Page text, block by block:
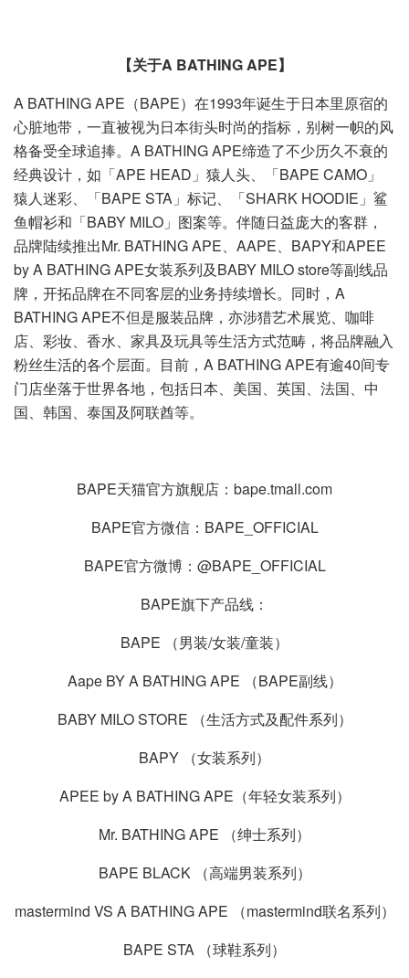
【关于A BATHING APE】
A BATHING APE（BAPE）在1993年诞生于日本里原宿的
心脏地带，一直被视为日本街头时尚的指标，别树一帜的风
格备受全球追捧。A BATHING APE缔造了不少历久不衰的
经典设计，如「APE HEAD」猿人头、「BAPE CAMO」
猿人迷彩、「BAPE STA」标记、「SHARK HOODIE」鲨
鱼帽衫和「BABY MILO」图案等。伴随日益庞大的客群，
品牌陆续推出Mr. BATHING APE、AAPE、BAPY和APEE
by A BATHING APE女装系列及BABY MILO store等副线品
牌，开拓品牌在不同客层的业务持续增长。同时，A
BATHING APE不但是服装品牌，亦涉猎艺术展览、咖啡
店、彩妆、香水、家具及玩具等生活方式范畴，将品牌融入
粉丝生活的各个层面。目前，A BATHING APE有逾40间专
门店坐落于世界各地，包括日本、美国、英国、法国、中
国、韩国、泰国及阿联酋等。
BAPE天猫官方旗舰店：bape.tmall.com
BAPE官方微信：BAPE_OFFICIAL
BAPE官方微博：@BAPE_OFFICIAL
BAPE旗下产品线：
BAPE （男装/女装/童装）
Aape BY A BATHING APE （BAPE副线）
BABY MILO STORE （生活方式及配件系列）
BAPY （女装系列）
APEE by A BATHING APE（年轻女装系列）
Mr. BATHING APE （绅士系列）
BAPE BLACK （高端男装系列）
mastermind VS A BATHING APE （mastermind联名系列）
BAPE STA （球鞋系列）